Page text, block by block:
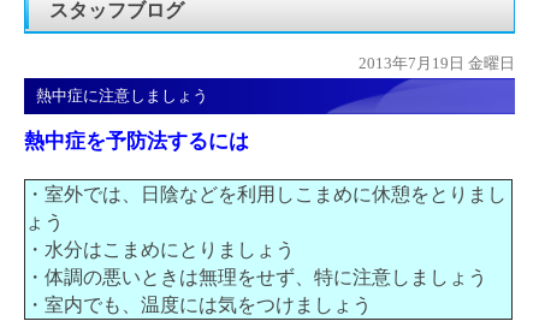
スタッフブログ
2013年7月19日 金曜日
熱中症に注意しましょう
熱中症を予防法するには
・室外では、日陰などを利用しこまめに休憩をとりまし
ょう
・水分はこまめにとりましょう
・体調の悪いときは無理をせず、特に注意しましょう
・室内でも、温度には気をつけましょう